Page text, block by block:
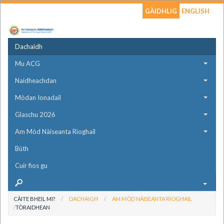
GÀIDHLIG ENGLISH
Dachaidh
Mu ACG
Naidheachdan
Mòdan Ionadail
Glaschu 2026
Am Mòd Nàiseanta Rìoghail
Bùth
Cuir fios gu
CÀITE BHEIL MI? DACHAIGH
AM MÒD NÀISEANTA RÌOGHAIL
TÒRAIDHEAN